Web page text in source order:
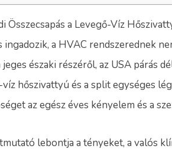
Összecsapás a Levegő-Víz
ingadozik, a HVAC rendszerednek
jeges északi részéről, az USA párás
hőszivattyú és a split egységes
az egész éves kényelem és a
lebontja a tényeket, a valós